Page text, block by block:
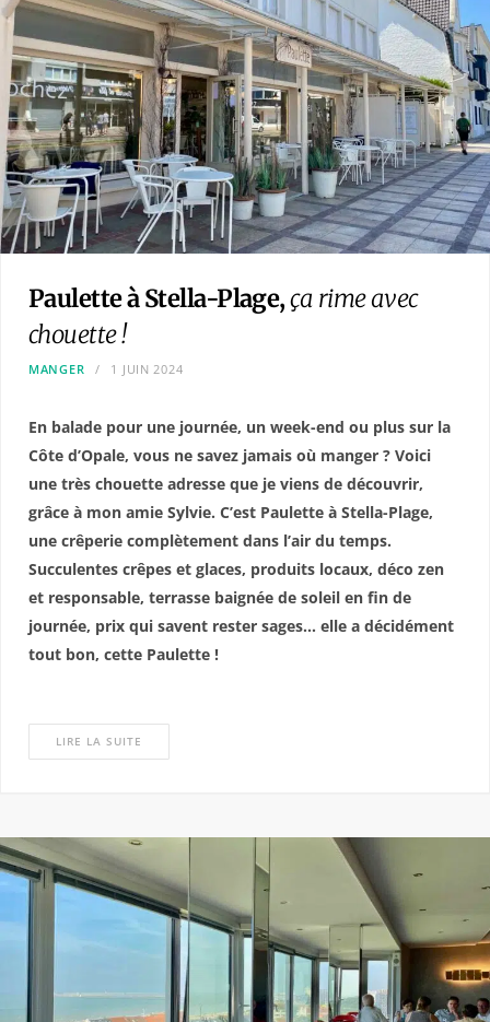
Paulette à Stella-Plage,ça rime avec
chouette !
MANGER 1 JUIN 2024
En balade pour une journée, un week-end ou plus sur la
Côte d’Opale, vous ne savez jamais où manger ? Voici
une très chouette adresse que je viens de découvrir,
grâce à mon amie Sylvie. C’est Paulette à Stella-Plage,
une crêperie complètement dans l’air du temps.
Succulentes crêpes et glaces, produits locaux, déco zen
et responsable, terrasse baignée de soleil en fin de
journée, prix qui savent rester sages… elle a décidément
tout bon, cette Paulette !
LIRE LA SUITE